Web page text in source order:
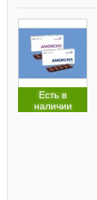
Есть в
наличии